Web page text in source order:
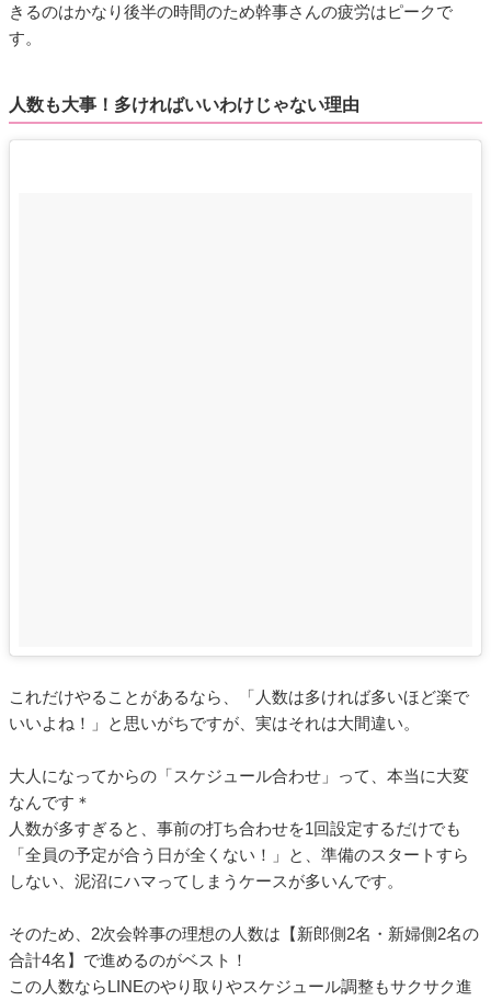
きるのはかなり後半の時間のため幹事さんの疲労はピークで
す。
人数も大事！多ければいいわけじゃない理由
これだけやることがあるなら、「人数は多ければ多いほど楽で
いいよね！」と思いがちですが、実はそれは大間違い。
大人になってからの「スケジュール合わせ」って、本当に大変
なんです＊
人数が多すぎると、事前の打ち合わせを1回設定するだけでも
「全員の予定が合う日が全くない！」と、準備のスタートすら
しない、泥沼にハマってしまうケースが多いんです。
そのため、2次会幹事の理想の人数は【新郎側2名・新婦側2名の
合計4名】で進めるのがベスト！
この人数ならLINEのやり取りやスケジュール調整もサクサク進